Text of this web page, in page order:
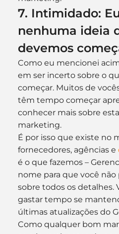
7. Intimidado:
nenhuma ideia
devemos
Como eu mencionei
em ser incerto sobre o
começar. Muitos de
têm tempo começar
conhecer mais sobre
marketing.
É por isso que existe no
fornecedores, agências e
é o que fazemos –
nome para que você
sobre todos os detalhes.
gastar tempo se
últimas atualizações do
Como qualquer bom